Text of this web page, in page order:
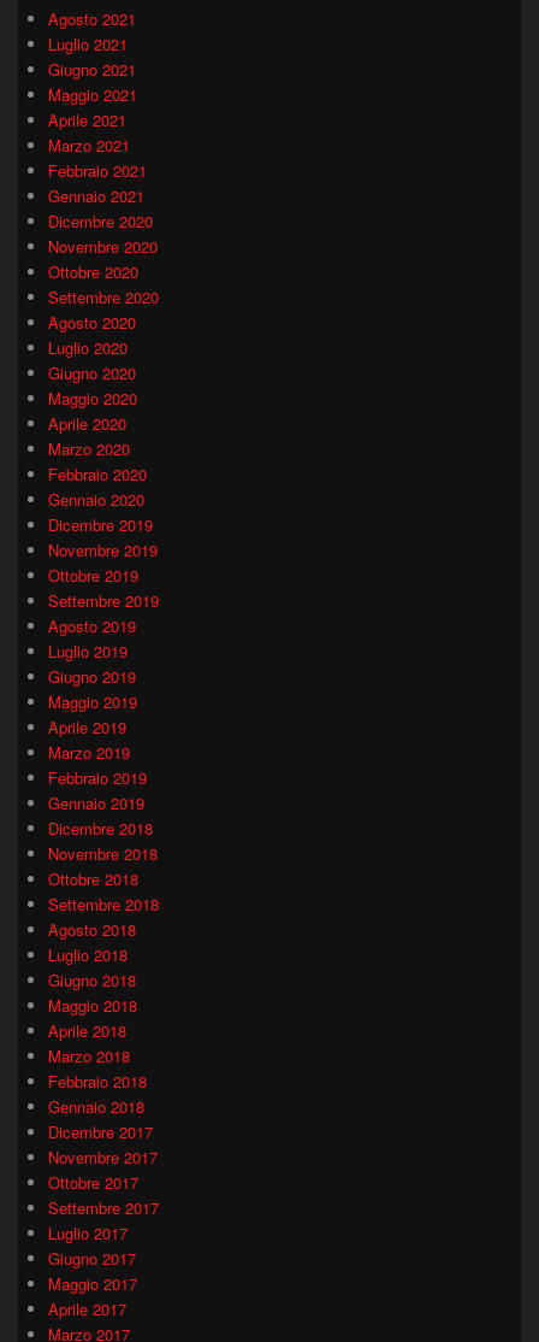
Agosto 2021
Luglio 2021
Giugno 2021
Maggio 2021
Aprile 2021
Marzo 2021
Febbraio 2021
Gennaio 2021
Dicembre 2020
Novembre 2020
Ottobre 2020
Settembre 2020
Agosto 2020
Luglio 2020
Giugno 2020
Maggio 2020
Aprile 2020
Marzo 2020
Febbraio 2020
Gennaio 2020
Dicembre 2019
Novembre 2019
Ottobre 2019
Settembre 2019
Agosto 2019
Luglio 2019
Giugno 2019
Maggio 2019
Aprile 2019
Marzo 2019
Febbraio 2019
Gennaio 2019
Dicembre 2018
Novembre 2018
Ottobre 2018
Settembre 2018
Agosto 2018
Luglio 2018
Giugno 2018
Maggio 2018
Aprile 2018
Marzo 2018
Febbraio 2018
Gennaio 2018
Dicembre 2017
Novembre 2017
Ottobre 2017
Settembre 2017
Luglio 2017
Giugno 2017
Maggio 2017
Aprile 2017
Marzo 2017